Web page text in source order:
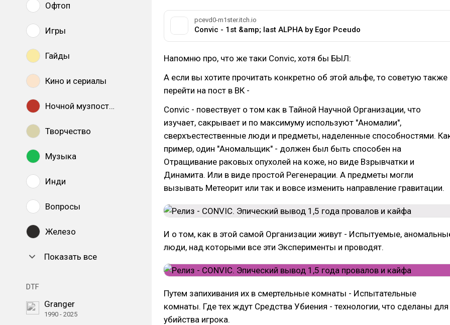
Офтоп
Игры
Гайды
Кино и сериалы
Ночной музпостинг
Творчество
Музыка
Инди
Вопросы
Железо
Показать все
DTF
Granger
1990 - 2025
pcevd0-m1ster.itch.io
Convic - 1st &amp; last ALPHA by Egor Pceudo
Напомню про, что же таки Convic, хотя бы БЫЛ:
А если вы хотите прочитать конкретно об этой альфе, то советую также
перейти на пост в ВК -
Convic - повествует о том как в Тайной Научной Организации, что
изучает, сакрывает и по максимуму используют "Аномалии",
сверхъестественные люди и предметы, наделенные способностями.
пример, один "Аномальщик" - должен был быть способен на
Отращивание раковых опухолей на коже, но виде Взрывчатки и
Динамита. Или в виде простой Регенерации. А предметы могли
вызывать Метеорит или так и вовсе изменить направление гравитации.
И о том, как в этой самой Организации живут - Испытуемые,
люди, над которыми все эти Эксперименты и проводят.
Путем запихивания их в смертельные комнаты - Испытательные
комнаты. Где тех ждут Средства Убиения - технологии, что сделаны для
убийства игрока.